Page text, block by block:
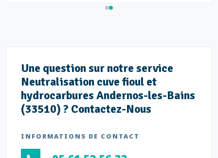
Une question sur notre service
Neutralisation cuve fioul et
hydrocarbures Andernos-les-Bains
(33510) ? Contactez-Nous
INFORMATIONS DE CONTACT